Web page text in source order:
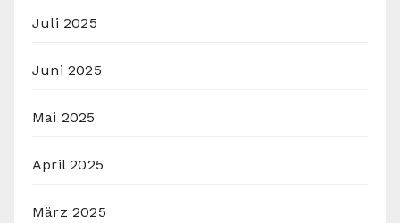
Juli 2025
Juni 2025
Mai 2025
April 2025
März 2025